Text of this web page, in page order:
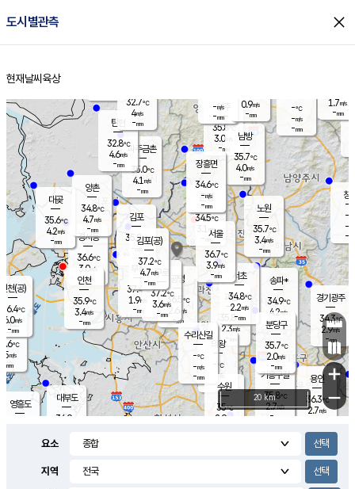
도시별관측 close
홈
현재날씨 육상
의도
℃
m/s
mm
영흥도
양주
35.8℃
3.0
-mm
과천
35.8℃
2.3m/s
- mm
용인
36.3℃
2.7m/s
경기광주
34.3℃
2.9m/s
-mm
대부도
36.9
경서동
36.6℃
3.0m/s
-mm
파주금촌
35.0℃
4.1 m/s
-mm
-℃
-m/s
-mm
대곶
35.6℃
4.2m/s
-mm
창
-
-m/
-
탄현
32.8℃
4.6m/s
-mm
1.7m/s
-mm
의왕
- ℃
m/s
mm
김포
35.2℃
-m/s
mm
광명
36.5 ℃
2.6 m/s
-mm
부천
37.4℃
1.9m/s
-mm
양촌
34.8℃
4.7m/s
-mm
구로
37.2℃
3.6m/s
-mm
은평
34.5℃
3.1 m/s
- mm
노원
35.7℃
3.4m/s
-mm
송파*
34.9℃
4.2m/s
-mm
서초
34.8℃
2.2m/s
-mm
남방
35.7℃
4.0m/s
-mm
기흥구갈
35.8℃
2.7m/s
-
수리산길
-℃
-m/s
-mm
분당구
35.7℃
2.0m/s
-mm
장흥면
34.6℃
-m/s
-mm
-m/s
-mm
인천(공)
36.4℃
6.0m/s
-mm
김포(공)
37.2℃
4.7m/s
-mm
수원
35℃
2.9m/s
인천
35.9℃
3.4m/s
-mm
서울
36.7℃
3.9m/s
-mm
32.7℃
4m/s
-mm
0.9m/s
-mm
+
−
20 km
요소
지역